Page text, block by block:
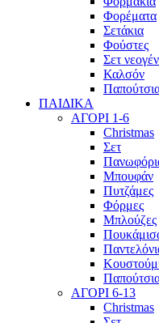
Φορέματα
Σετάκια
Φούστες
Σετ
Καλσόν
ΠΑΙΔΙΚΑ
ΑΓΟΡΙ 1-6
Christmas
Σετ
Μπουφάν
Πυτζάμες
Φόρμες
Μπλούζες
ΑΓΟΡΙ 6-13
Christmas